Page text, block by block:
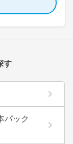
す
パック